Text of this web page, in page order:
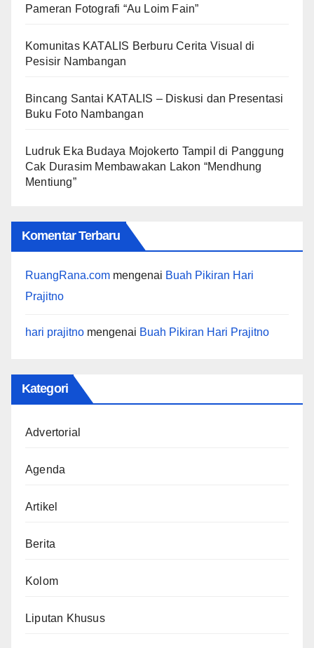
Pameran Fotografi “Au Loim Fain”
Komunitas KATALIS Berburu Cerita Visual di
Pesisir Nambangan
Bincang Santai KATALIS – Diskusi dan Presentasi
Buku Foto Nambangan
Ludruk Eka Budaya Mojokerto Tampil di Panggung
Cak Durasim Membawakan Lakon “Mendhung
Mentiung”
Komentar Terbaru
RuangRana.com mengenai Buah Pikiran Hari
Prajitno
hari prajitno mengenai Buah Pikiran Hari Prajitno
Kategori
Advertorial
Agenda
Artikel
Berita
Kolom
Liputan Khusus